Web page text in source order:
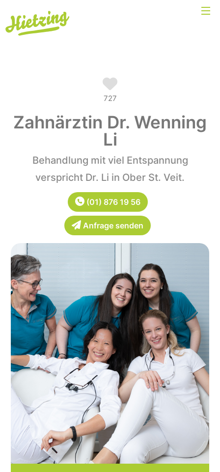
727
Zahnärztin Dr. Wenning
Li
Behandlung mit viel Entspannung
verspricht Dr. Li in Ober St. Veit.
(01) 876 19 56
Anfrage senden